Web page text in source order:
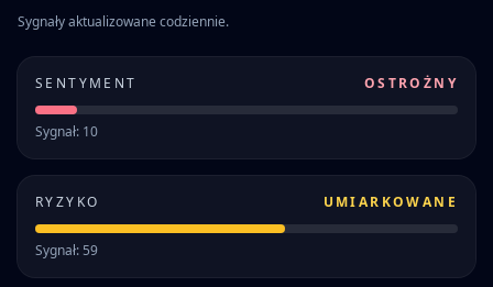
Sygnały aktualizowane codziennie.
SENTYMENT OSTROŻNY
Sygnał: 10
RYZYKO UMIARKOWANE
Sygnał: 59